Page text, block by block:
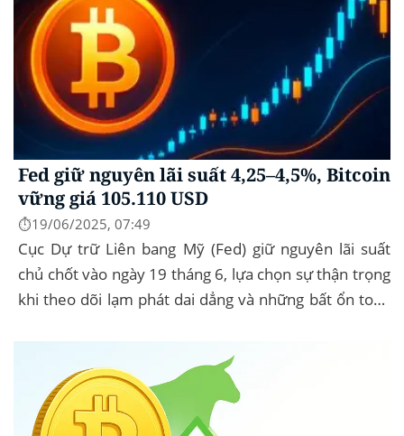
Fed giữ nguyên lãi suất 4,25–4,5%, Bitcoin
vững giá 105.110 USD
⏱️19/06/2025, 07:49
Cục Dự trữ Liên bang Mỹ (Fed) giữ nguyên lãi suất
chủ chốt vào ngày 19 tháng 6, lựa chọn sự thận trọng
khi theo dõi lạm phát dai dẳng và những bất ổn toàn